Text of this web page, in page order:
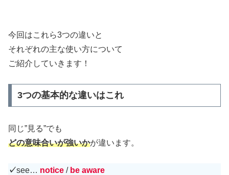
今回はこれら3つの違いと
それぞれの主な使い方について
ご紹介していきます！
3つの基本的な違いはこれ
同じ”見る”でも
どの意味合いが強いかが違います。
✓see… notice / be aware